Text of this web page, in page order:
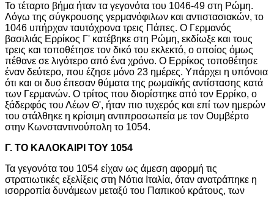
Το τέταρτο βήμα ήταν τα γεγονότα του 1046-49 στη Ρώμη.
Λόγω της σύγκρουσης γερμανόφιλων και αντιστασιακών, το
1046 υπήρχαν ταυτόχρονα τρεις Πάπες. Ο Γερμανός
βασιλιάς Ερρίκος Γ' κατέβηκε στη Ρώμη, εκδίωξε και τους
τρεις και τοποθέτησε τον δικό του εκλεκτό, ο οποίος όμως
πέθανε σε λιγότερο από ένα χρόνο. Ο Ερρίκος τοποθέτησε
έναν δεύτερο, που έζησε μόνο 23 ημέρες. Υπάρχει η υπόνοια
ότι και οι δυο έπεσαν θύματα της ρωμαϊκής αντίστασης κατά
των Γερμανών. Ο τρίτος που διορίστηκε από τον Ερρίκο, ο
ξάδερφός του Λέων Θ', ήταν πιο τυχερός και επί των ημερών
του στάλθηκε η κρίσιμη αντιπροσωπεία με τον Ουμβέρτο
στην Κωνσταντινούπολη το 1054.
Γ. ΤΟ ΚΑΛΟΚΑΙΡΙ ΤΟΥ 1054
Τα γεγονότα του 1054 είχαν ως άμεση αφορμή τις
στρατιωτικές εξελίξεις στη Νότια Ιταλία, όταν ανατράπηκε η
ισορροπία δυνάμεων μεταξύ του Παπικού κράτους, των